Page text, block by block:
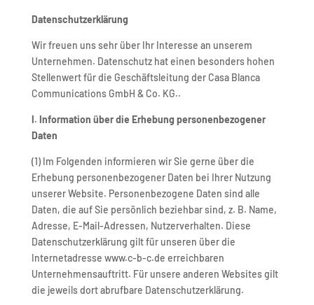
Datenschutzerklärung
Wir freuen uns sehr über Ihr Interesse an unserem
Unternehmen. Datenschutz hat einen besonders hohen
Stellenwert für die Geschäftsleitung der Casa Blanca
Communications GmbH & Co. KG..
I. Information über die Erhebung personenbezogener
Daten
(1) Im Folgenden informieren wir Sie gerne über die
Erhebung personenbezogener Daten bei Ihrer Nutzung
unserer Website. Personenbezogene Daten sind alle
Daten, die auf Sie persönlich beziehbar sind, z. B. Name,
Adresse, E-Mail-Adressen, Nutzerverhalten. Diese
Datenschutzerklärung gilt für unseren über die
Internetadresse www.c-b-c.de erreichbaren
Unternehmensauftritt. Für unsere anderen Websites gilt
die jeweils dort abrufbare Datenschutzerklärung.